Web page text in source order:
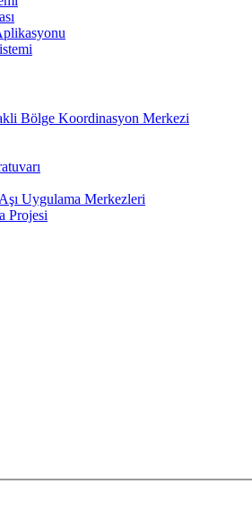
Bölge Koordinasyon Merkezi
Uygulama Merkezleri
Projesi